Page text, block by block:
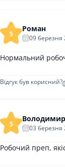
5
Роман
09 березня
Нормальний
Відгук був корисний?
5
Володимир
03 березня
Робочий преп,